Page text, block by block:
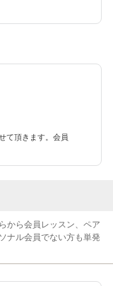
て頂きます。会員
から会員レッスン、ペア
ナル会員でない方も単発